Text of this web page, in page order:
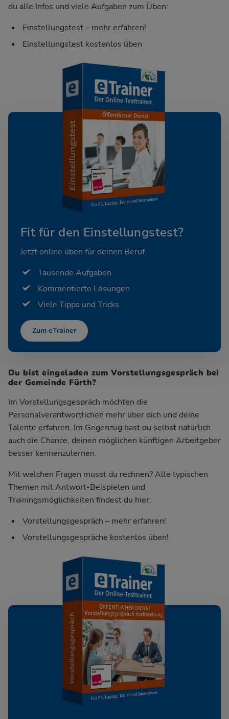
du alle Infos und viele Aufgaben zum Üben:
Einstellungstest – mehr erfahren!
Einstellungstest kostenlos üben
Fit für den Einstellungstest?
Jetzt online üben für deinen Beruf.
Tausende Aufgaben
Kommentierte Lösungen
Viele Tipps und Tricks
Zum eTrainer
Du bist eingeladen zum Vorstellungsgespräch bei
der Gemeinde Fürth?
Im Vorstellungsgespräch möchten die
Personalverantwortlichen mehr über dich und deine
Talente erfahren. Im Gegenzug hast du selbst natürlich
auch die Chance, deinen möglichen künftigen Arbeitgeber
besser kennenzulernen.
Mit welchen Fragen musst du rechnen? Alle typischen
Themen mit Antwort-Beispielen und
Trainingsmöglichkeiten findest du hier:
Vorstellungsgespräch – mehr erfahren!
Vorstellungsgespräche kostenlos üben!